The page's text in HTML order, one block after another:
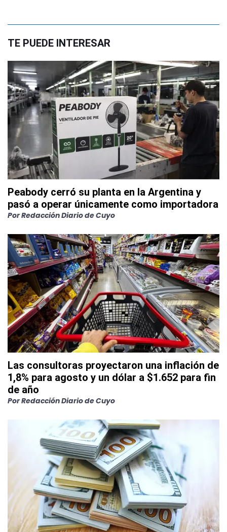
TE PUEDE INTERESAR
Peabody cerró su planta en la Argentina y
pasó a operar únicamente como importadora
PorRedacción Diario de Cuyo
Las consultoras proyectaron una inflación de
1,8% para agosto y un dólar a $1.652 para fin
de año
PorRedacción Diario de Cuyo